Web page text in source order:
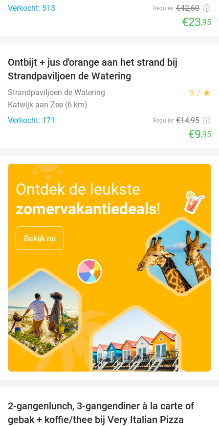
Verkocht: 513
Regulier €42,60
€23,95
Ontbijt + jus d'orange aan het strand bij
Strandpaviljoen de Watering
Strandpaviljoen de Watering 9.7 star
Katwijk aan Zee (6 km)
Verkocht: 171
Regulier €14,95
€9,95
Ontdek de leukste
zomervakantiedeals!
Bekijk nu
38%
2-gangenlunch, 3-gangendiner à la carte of
gebak + koffie/thee bij Very Italian Pizza